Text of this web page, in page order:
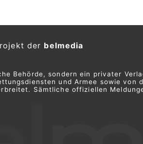
der belmedia
Behörde, sondern ein privater
und Armee sowie von
Sämtliche offiziellen